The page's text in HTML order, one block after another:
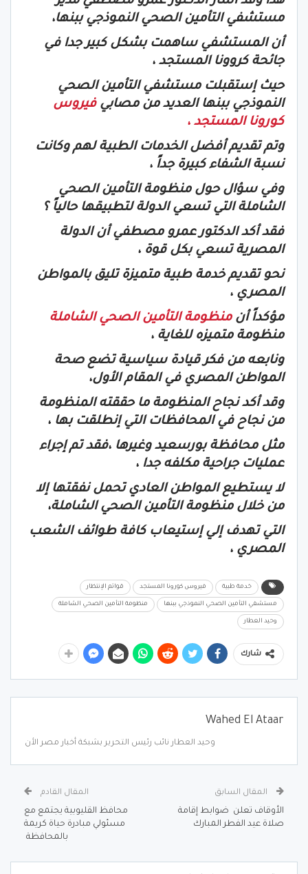
مستشفي التأمين الصحي النموذجي ببنها،
أن المستشفي ساهمت بشكل كبير جدا في
جائحة كروونا المستجد ،
حيث إستقبلت مستشفي التأمين الصحي
النموذجي ببنها العديد من مصابيفيروس
كورونا المستجد ،
وتم تقديم أفضل الخدمات الطبية لهم وكانت
نسبة الشفاء كبيرة جداً ،
وفي سؤال حول منظومة التأمين الصحي
الشاملة التي تسعي الدولة لتطبيقها حالياً ؟
فقد أكد الدكتور عمرو مصطفي أن الدولة
المصرية تسعي بكل قوة ،
نحو تقديم خدمة طبية متميزة تليق بالمواطن
المصري ،
مؤكداً أنمنظومة التأمين الصحي الشاملة
منظومة متميزه للغاية ،
ونابعه من فكر قيادة سياسية تضع صحة
المواطن المصري في المقام الأول،
وقد أكد نجاح المنظومة ما حققته المنظومة
من نجاح في المحافظات التي إنطلقت بها ،
مثل محافظة بورسعيد وغيرها ،فقد تم إجراء
عمليات جراحية مكلفه جدا ،
لا يستطيع المواطن العادي تحمل نفقتها إلا
من خلال منظومة التأمين الصحي الشاملة،
التي تهدف إلي إستيعاب كافة طوائف الشعب
المصري ،
خدمة طبية فيروس كورونا المستجد قوائم الإنتظار
مستشفي التأمين الصحي النموذجي ببنها منظومة التأمين الصحي الشاملة
وحيد العطار
شارك
Wahed El Ataar
وحيد العطار نائب رئيس التحرير بشبكة أخبار مصر الأن
المقال السابق
الأوقاف تعلن ضوابط إقامة
صلاة عيد الفطر المبارك
المقال القادم
محافظ القليوبية يجتمع مع
مسئولي مبادرة حياة كريمة
بالمحافظة